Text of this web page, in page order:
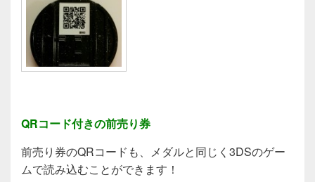
QRコード付きの前売り券
前売り券のQRコードも、メダルと同じく3DSのゲー
ムで読み込むことができます！